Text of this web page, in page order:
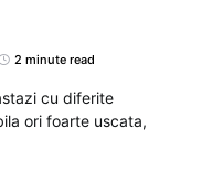
2 minute read
cu diferite
ori foarte uscata,